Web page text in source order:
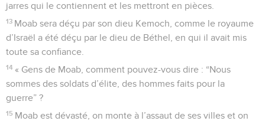
jarres qui le contiennent et les mettront en pièces.
13 Moab sera déçu par son dieu Kemoch, comme le royaume
d’Israël a été déçu par le dieu de Béthel, en qui il avait mis
toute sa confiance.
14 « Gens de Moab, comment pouvez-vous dire : “Nous
sommes des soldats d’élite, des hommes faits pour la
guerre” ?
15 Moab est dévasté, on monte à l’assaut de ses villes et on